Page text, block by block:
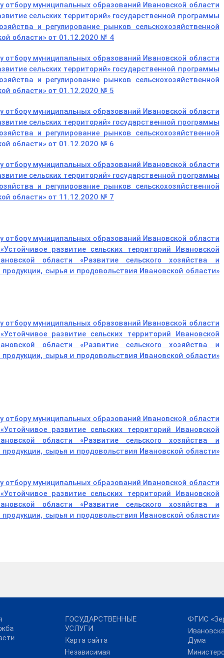
отбору муниципальных образований Ивановской области
сельских территорий» государственной программы
и регулирование рынков сельскохозяйственной
области» от 01.12.2020 № 4
отбору муниципальных образований Ивановской области
сельских территорий» государственной программы
и регулирование рынков сельскохозяйственной
области» от 01.12.2020 № 5
отбору муниципальных образований Ивановской области
сельских территорий» государственной программы
и регулирование рынков сельскохозяйственной
области» от 01.12.2020 № 6
отбору муниципальных образований Ивановской области
сельских территорий» государственной программы
и регулирование рынков сельскохозяйственной
области» от 11.12.2020 № 7
отбору муниципальных образований Ивановской области
развитие сельских территорий Ивановской
области «Развитие сельского хозяйства и
сырья и продовольствия Ивановской области»
отбору муниципальных образований Ивановской области
развитие сельских территорий Ивановской
области «Развитие сельского хозяйства и
сырья и продовольствия Ивановской области»
отбору муниципальных образований Ивановской области
развитие сельских территорий Ивановской
области «Развитие сельского хозяйства и
сырья и продовольствия Ивановской области»
отбору муниципальных образований Ивановской области
развитие сельских территорий Ивановской
области «Развитие сельского хозяйства и
сырья и продовольствия Ивановской области»
ГОСУДАРСТВЕННЫЕ
УСЛУГИ
Карта сайта
Независимая
ФГИС
Дума